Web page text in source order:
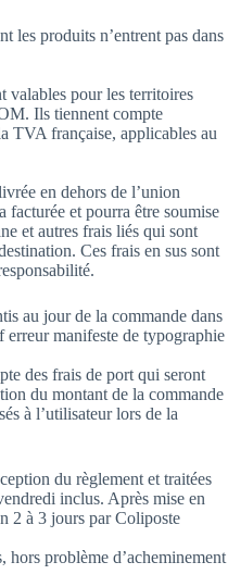
les produits n’entrent pas dans
valables pour les territoires
Ils tiennent compte
TVA française, applicables au
en dehors de l’union
et pourra être soumise
et autres frais liés qui sont
Ces frais en sus sont
au jour de la commande dans
erreur manifeste de typographie
des frais de port qui seront
du montant de la commande
à l’utilisateur lors de la
du règlement et traitées
inclus. Après mise en
2 à 3 jours par Coliposte
hors problème d’acheminement